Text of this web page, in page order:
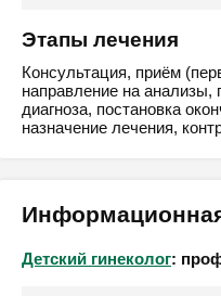
Этапы лечения
Консультация, приём
направление на анализы,
диагноза, постановка
назначение лечения,
Детский гинеколог: